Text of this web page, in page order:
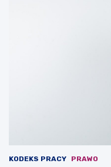
KODEKS PRACY PRAWO